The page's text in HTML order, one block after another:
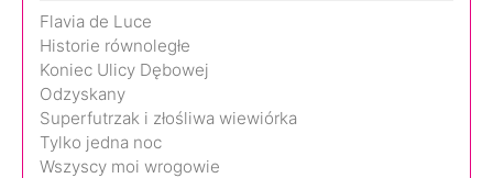
Flavia de Luce
Historie równoległe
Koniec Ulicy Dębowej
Odzyskany
Superfutrzak i złośliwa wiewiórka
Tylko jedna noc
Wszyscy moi wrogowie